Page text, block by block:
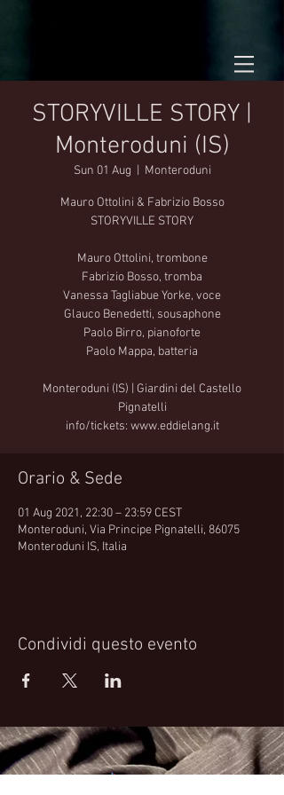
STORYVILLE STORY |
Monteroduni (IS)
Sun 01 Aug Monteroduni
Mauro Ottolini & Fabrizio Bosso
STORYVILLE STORY
Mauro Ottolini, trombone
Fabrizio Bosso, tromba
Vanessa Tagliabue Yorke, voce
Glauco Benedetti, sousaphone
Paolo Birro, pianoforte
Paolo Mappa, batteria
Monteroduni (IS) | Giardini del Castello
Pignatelli
info/tickets: www.eddielang.it
Orario & Sede
01 Aug 2021, 22:30 – 23:59 CEST
Monteroduni, Via Principe Pignatelli, 86075
Monteroduni IS, Italia
Condividi questo evento